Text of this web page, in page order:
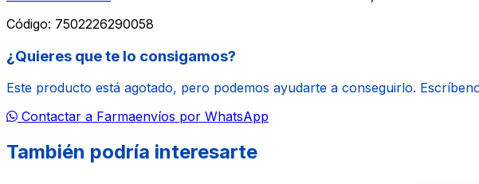
Código: 7502226290058
¿Quieres que te lo consigamos?
Este producto está agotado, pero podemos ayudarte a conseguirlo.
Contactar a Farmaenvíos por WhatsApp
También podría interesarte